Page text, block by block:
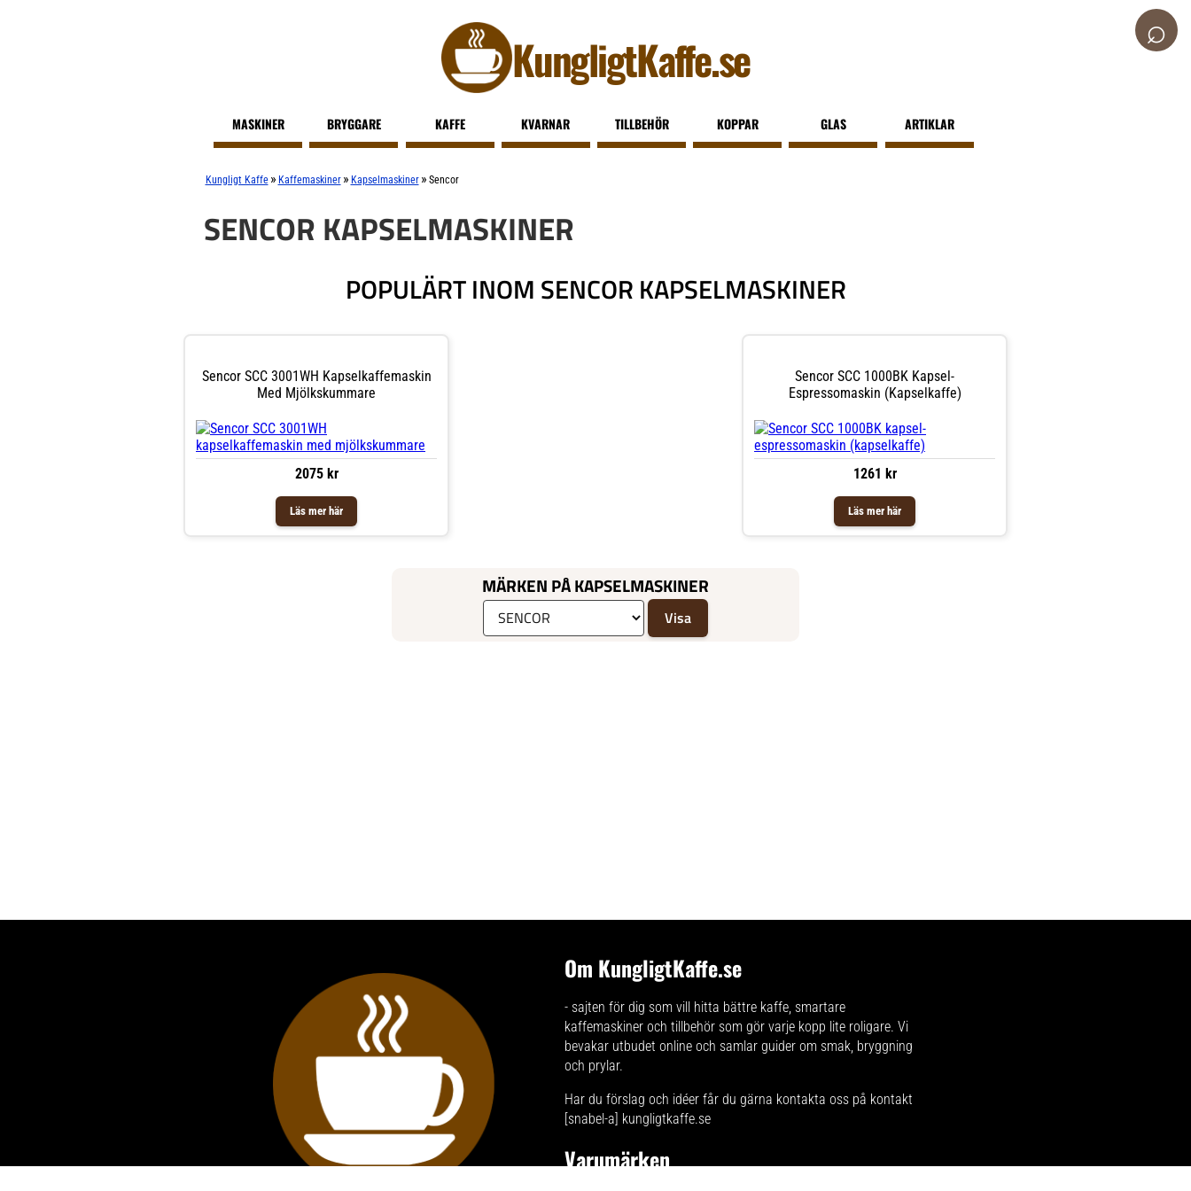
KungligtKaffe.se ⌕
MASKINER BRYGGARE KAFFE KVARNAR TILLBEHÖR KOPPAR GLAS ARTIKLAR
Kungligt Kaffe » Kaffemaskiner » Kapselmaskiner » Sencor
SENCOR KAPSELMASKINER
POPULÄRT INOM SENCOR KAPSELMASKINER
Sencor SCC 3001WH Kapselkaffemaskin
Med Mjölkskummare
2075 kr
Läs mer här
Sencor SCC 1000BK Kapsel-
Espressomaskin (kapselkaffe)
1261 kr
Läs mer här
MÄRKEN PÅ KAPSELMASKINER
Om KungligtKaffe.se
- sajten för dig som vill hitta bättre kaffe, smartare
kaffemaskiner och tillbehör som gör varje kopp lite roligare. Vi
bevakar utbudet online och samlar guider om smak, bryggning
och prylar.
Har du förslag och idéer får du gärna kontakta oss på kontakt
[snabel-a] kungligtkaffe.se
Varumärken